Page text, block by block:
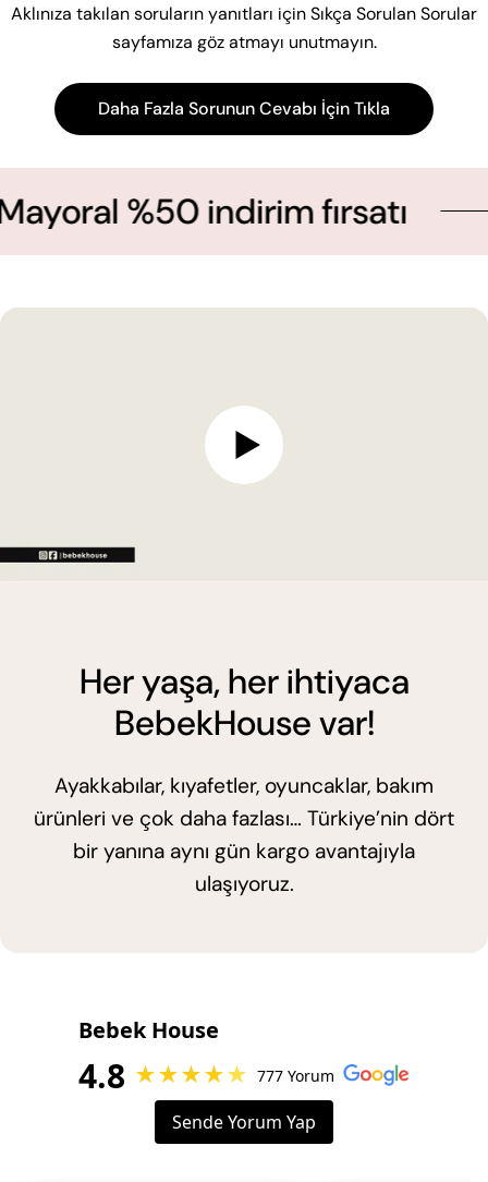
Aklınıza takılan soruların yanıtları için Sıkça Sorulan Sorular
sayfamıza göz atmayı unutmayın.
Daha Fazla Sorunun Cevabı İçin Tıkla
%50 indirim fırsatı
Her yaşa, her ihtiyaca
BebekHouse var!
Ayakkabılar, kıyafetler, oyuncaklar, bakım
ürünleri ve çok daha fazlası… Türkiye’nin dört
bir yanına aynı gün kargo avantajıyla
ulaşıyoruz.